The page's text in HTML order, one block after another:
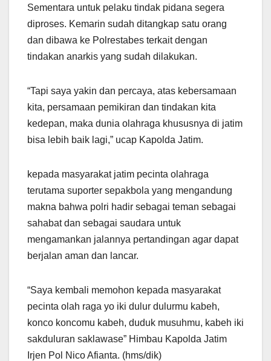
Sementara untuk pelaku tindak pidana segera
diproses. Kemarin sudah ditangkap satu orang
dan dibawa ke Polrestabes terkait dengan
tindakan anarkis yang sudah dilakukan.
“Tapi saya yakin dan percaya, atas kebersamaan
kita, persamaan pemikiran dan tindakan kita
kedepan, maka dunia olahraga khususnya di jatim
bisa lebih baik lagi,” ucap Kapolda Jatim.
kepada masyarakat jatim pecinta olahraga
terutama suporter sepakbola yang mengandung
makna bahwa polri hadir sebagai teman sebagai
sahabat dan sebagai saudara untuk
mengamankan jalannya pertandingan agar dapat
berjalan aman dan lancar.
“Saya kembali memohon kepada masyarakat
pecinta olah raga yo iki dulur dulurmu kabeh,
konco koncomu kabeh, duduk musuhmu, kabeh iki
sakduluran saklawase” Himbau Kapolda Jatim
Irjen Pol Nico Afianta. (hms/dik)